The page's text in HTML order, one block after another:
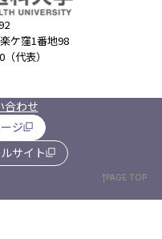
ケ窪1番地98
代表）
合わせ
ジ
サイト
PAGE TOP